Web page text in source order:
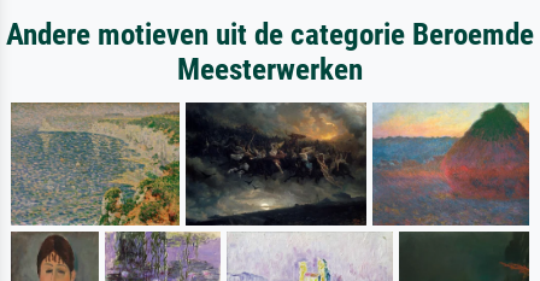
Andere motieven uit de categorie Beroemde
Meesterwerken